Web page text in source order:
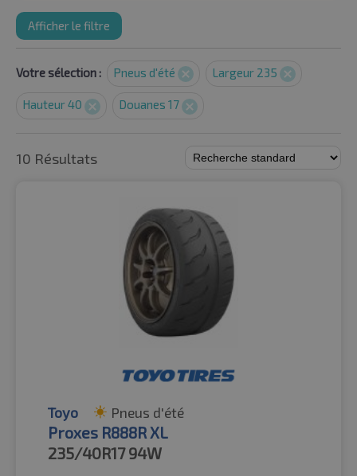
Afficher le filtre
Votre sélection : Pneus d'été Largeur 235
Hauteur 40 Douanes 17
10 Résultats
Toyo Pneus d'été
Proxes R888R XL
235/40R17 94W